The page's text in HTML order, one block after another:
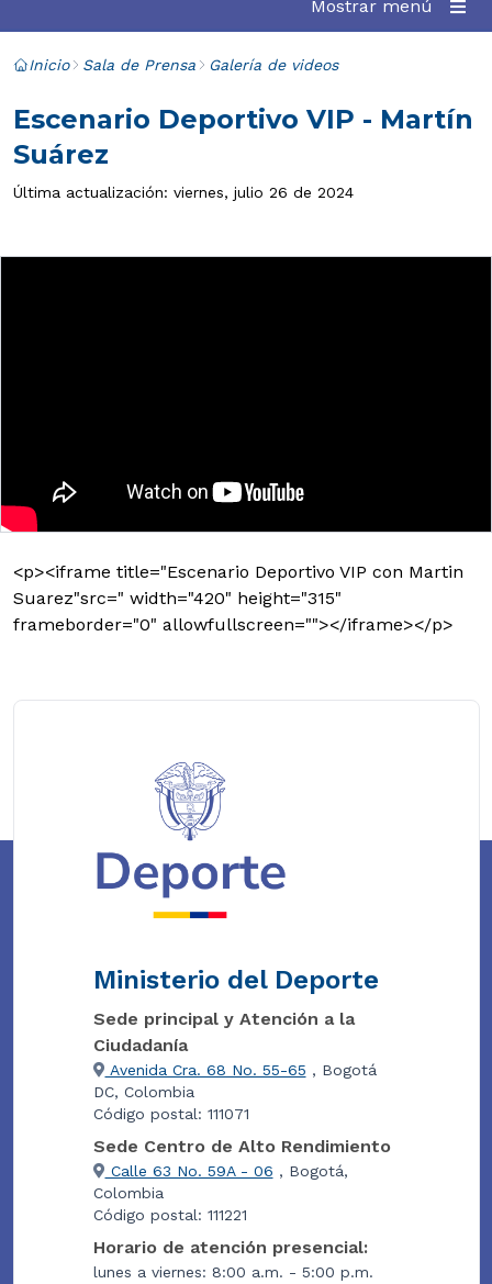
Mostrar menú
Inicio Sala de Prensa Galería de videos
Escenario Deportivo VIP - Martín
Suárez
Última actualización: viernes, julio 26 de 2024
<p><iframe title="Escenario Deportivo VIP con Martin
Suarez"src=" width="420" height="315"
frameborder="0" allowfullscreen=""></iframe></p>
Ministerio del Deporte
Sede principal y Atención a la
Ciudadanía
Avenida Cra. 68 No. 55-65 , Bogotá
DC, Colombia
Código postal: 111071
Sede Centro de Alto Rendimiento
Calle 63 No. 59A - 06 , Bogotá,
Colombia
Código postal: 111221
Horario de atención presencial:
lunes a viernes: 8:00 a.m. - 5:00 p.m.